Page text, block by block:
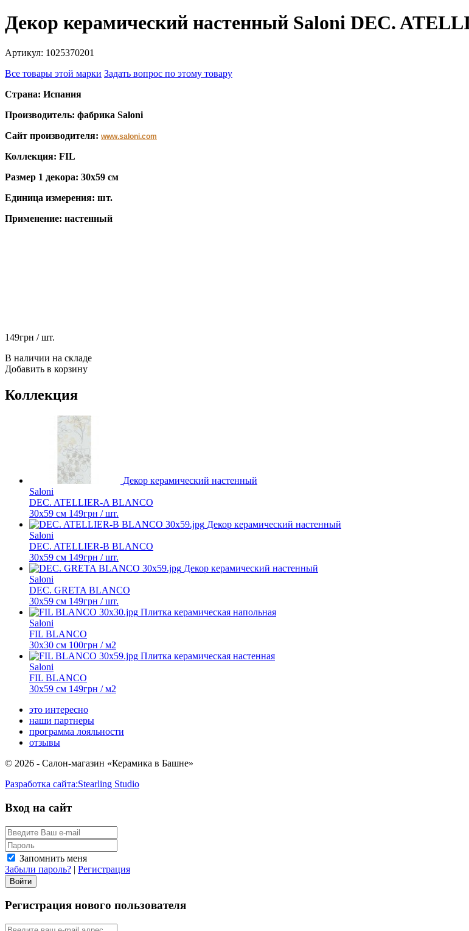
Декор керамический настенный Saloni DEC.
Артикул: 1025370201
Все товары этой марки Задать вопрос по этому товару
Страна: Испания
Производитель: фабрика Saloni
Сайт производителя: www.saloni.com
Коллекция: FIL
Размер 1 декора: 30x59 см
Единица измерения: шт.
Применение: настенный
149грн / шт.
В наличии на складе
Добавить в корзину
Коллекция
Декор керамический настенный
Saloni
DEC. ATELLIER-A BLANCO
30x59 см 149грн / шт.
Декор керамический настенный
Saloni
DEC. ATELLIER-B BLANCO
30x59 см 149грн / шт.
Декор керамический настенный
Saloni
DEC. GRETA BLANCO
30x59 см 149грн / шт.
Плитка керамическая напольная
Saloni
FIL BLANCO
30x30 см 100грн / м2
Плитка керамическая настенная
Saloni
FIL BLANCO
30x59 см 149грн / м2
это интересно
наши партнеры
программа лояльности
отзывы
© 2026 - Салон-магазин «Керамика в Башне»
Разработка сайта:Stearling Studio
Вход на сайт
Запомнить меня
Забыли пароль? | Регистрация
Регистрация нового пользователя